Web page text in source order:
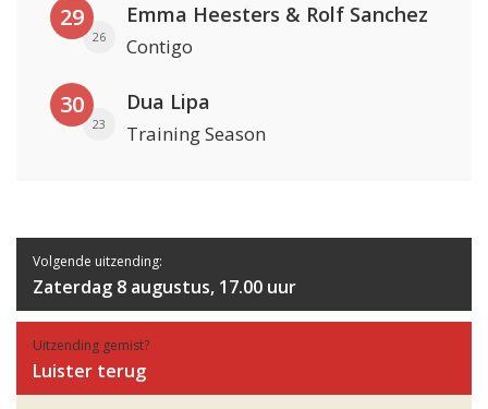
29
26
Emma Heesters & Rolf Sanchez
Contigo
30
23
Dua Lipa
Training Season
Volgende uitzending:
Zaterdag 8 augustus, 17.00 uur
Uitzending gemist?
Luister terug